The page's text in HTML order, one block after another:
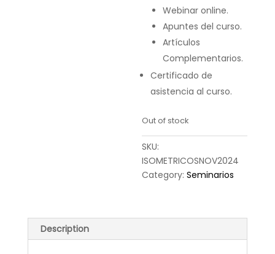
Webinar online.
Apuntes del curso.
Artículos
Complementarios.
Certificado de
asistencia al curso.
Out of stock
SKU:
ISOMETRICOSNOV2024
Category:Seminarios
Description